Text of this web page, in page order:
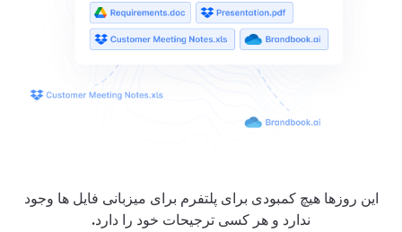
این روزها هیچ کمبودی برای پلتفرم برای میزبانی فایل ها وجود
ندارد و هر کسی ترجیحات خود را دارد.